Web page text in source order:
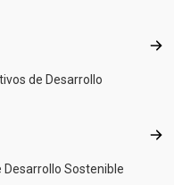
de Desarrollo
Sostenible